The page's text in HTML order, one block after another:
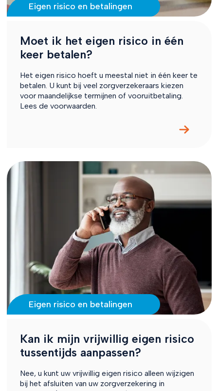
Eigen risico en betalingen
Moet ik het eigen risico in één
keer betalen?
Het eigen risico hoeft u meestal niet in één keer te
betalen. U kunt bij veel zorgverzekeraars kiezen
voor maandelijkse termijnen of vooruitbetaling.
Lees de voorwaarden.
Eigen risico en betalingen
Kan ik mijn vrijwillig eigen risico
tussentijds aanpassen?
Nee, u kunt uw vrijwillig eigen risico alleen wijzigen
bij het afsluiten van uw zorgverzekering in